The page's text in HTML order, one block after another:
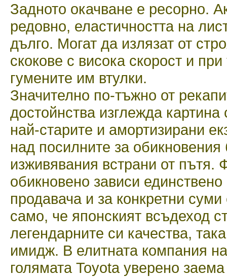
Задното окачване е ресорно.
редовно, еластичността на
дълго. Могат да излязат от
скокове с висока скорост и
гумените им втулки.
Значително по-тъжно от
достойнства изглежда
най-старите и амортизирани
над посилните за
изживявания встрани от пътя.
обикновено зависи
продавача и за конкретни
само, че японският всъдеход
легендарните си качества,
имидж. В елитната компания
голямата Toyota уверено